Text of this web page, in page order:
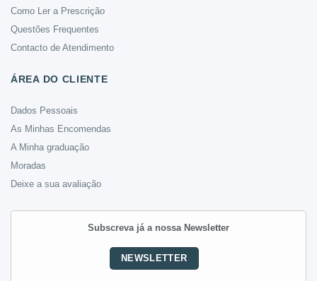
Como Ler a Prescrição
Questões Frequentes
Contacto de Atendimento
ÁREA DO CLIENTE
Dados Pessoais
As Minhas Encomendas
A Minha graduação
Moradas
Deixe a sua avaliação
Subscreva já a nossa Newsletter
NEWSLETTER